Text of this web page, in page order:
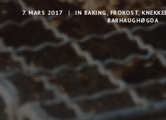
7. MARS 2017 | INBAKING,FROKOST,
BARHAUGHØGDA